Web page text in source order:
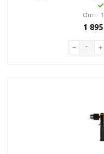
Опт -
1 895